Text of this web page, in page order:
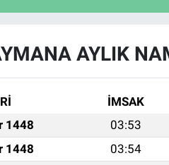
AYLIK
İMSAK
1448 03:53
1448 03:54